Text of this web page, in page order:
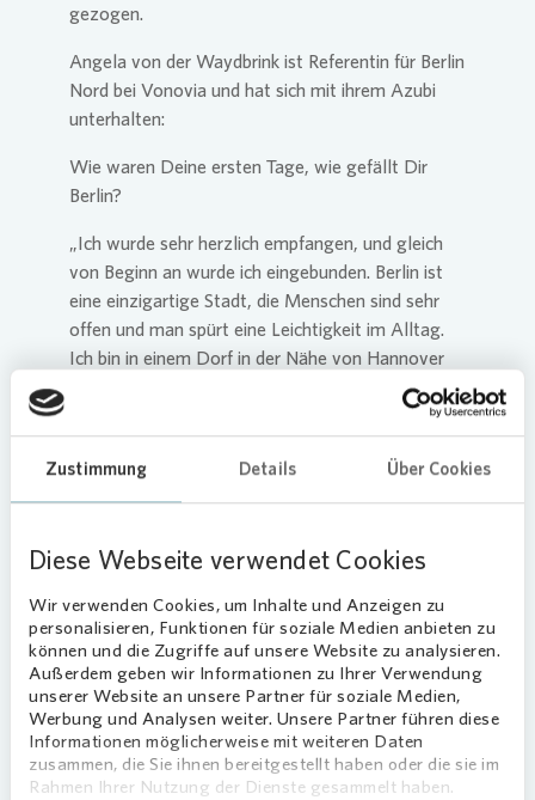
Zustimmung Details Über Cookies
Diese Webseite verwendet Cookies
Wir verwenden Cookies, um Inhalte und Anzeigen zu
personalisieren, Funktionen für soziale Medien anbieten zu
können und die Zugriffe auf unsere Website zu analysieren.
Außerdem geben wir Informationen zu Ihrer Verwendung
unserer Website an unsere Partner für soziale Medien,
Werbung und Analysen weiter. Unsere Partner führen diese
Informationen möglicherweise mit weiteren Daten
zusammen, die Sie ihnen bereitgestellt haben oder die sie im
Rahmen Ihrer Nutzung der Dienste gesammelt haben.
gezogen.
Angela von der Waydbrink ist Referentin für Berlin
Nord bei Vonovia und hat sich mit ihrem Azubi
unterhalten:
Wie waren Deine ersten Tage, wie gefällt Dir
Berlin?
„Ich wurde sehr herzlich empfangen, und gleich
von Beginn an wurde ich eingebunden. Berlin ist
eine einzigartige Stadt, die Menschen sind sehr
offen und man spürt eine Leichtigkeit im Alltag.
Ich bin in einem Dorf in der Nähe von Hannover
aufgewachsen… Ab und an fehlt mir ein bisschen
Was sind Deine Aufgaben?
Dazu gehören Vorabnahmen und Besichtigungen,
Mietersprechstunden und -termine. Außerdem
lerne ich SAP kennen. Ich habe viele
Wohnanlagen besucht und spannende
Geschichten über den Arbeitsalltag
mitgenommen.“
Und welchen Eindruck hast Du
von Spandau?